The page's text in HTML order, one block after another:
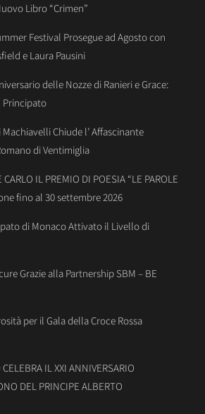
Libro “Crimen”
Festival Prosegue ad Agosto con
e Laura Pausini
delle Nozze di Ranieri e Grace:
Principato
Chiude l’ Affascinante
di Ventimiglia
IL PREMIO DI POESIA “LE PAROLE
fino al 30 settembre 2026
di Monaco Attivato il Livello di
Grazie alla Partnership SBM – BE
per il Gala della Croce Rossa
IL XXI ANNIVERSARIO
DEL PRINCIPE ALBERTO